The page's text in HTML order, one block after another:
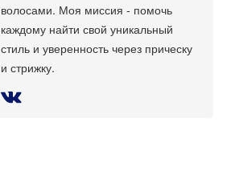
волосами. Моя миссия - помочь
каждому найти свой уникальный
стиль и уверенность через прическу
и стрижку.